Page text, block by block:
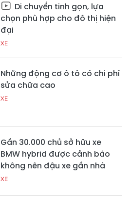
Di chuyển tinh gọn, lựa
chọn phù hợp cho đô thị hiện
đại
XE
Những động cơ ô tô có chi phí
sửa chữa cao
XE
Gần 30.000 chủ sở hữu xe
BMW hybrid được cảnh báo
không nên đậu xe gần nhà
XE